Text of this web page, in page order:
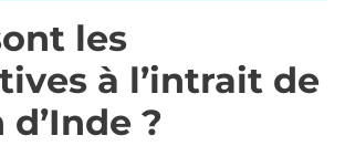
les
à l’intrait de
?